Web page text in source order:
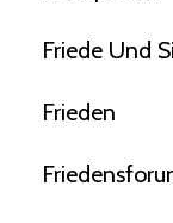
Friede Und
Frieden